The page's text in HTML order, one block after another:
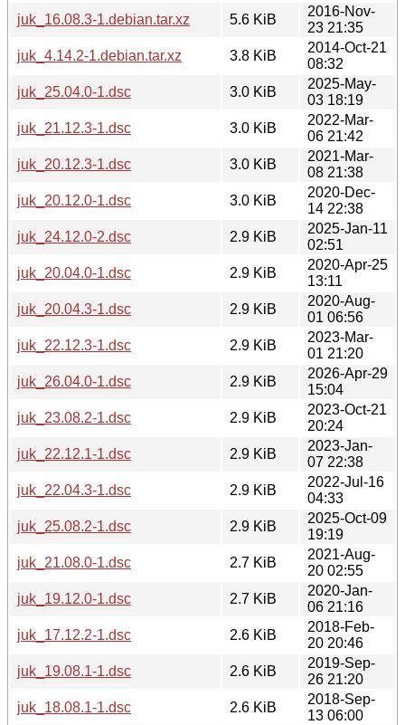
juk_16.08.3-1.debian.tar.xz
5.6 KiB
2016-Nov-
23 21:35
juk_4.14.2-1.debian.tar.xz
3.8 KiB
2014-Oct-21
08:32
juk_25.04.0-1.dsc
3.0 KiB
2025-May-
03 18:19
juk_21.12.3-1.dsc
3.0 KiB
2022-Mar-
06 21:42
juk_20.12.3-1.dsc
3.0 KiB
2021-Mar-
08 21:38
juk_20.12.0-1.dsc
3.0 KiB
2020-Dec-
14 22:38
juk_24.12.0-2.dsc
2.9 KiB
2025-Jan-11
02:51
juk_20.04.0-1.dsc
2.9 KiB
2020-Apr-25
13:11
juk_20.04.3-1.dsc
2.9 KiB
2020-Aug-
01 06:56
juk_22.12.3-1.dsc
2.9 KiB
2023-Mar-
01 21:20
juk_26.04.0-1.dsc
2.9 KiB
2026-Apr-29
15:04
juk_23.08.2-1.dsc
2.9 KiB
2023-Oct-21
20:24
juk_22.12.1-1.dsc
2.9 KiB
2023-Jan-
07 22:38
juk_22.04.3-1.dsc
2.9 KiB
2022-Jul-16
04:33
juk_25.08.2-1.dsc
2.9 KiB
2025-Oct-09
19:19
juk_21.08.0-1.dsc
2.7 KiB
2021-Aug-
20 02:55
juk_19.12.0-1.dsc
2.7 KiB
2020-Jan-
06 21:16
juk_17.12.2-1.dsc
2.6 KiB
2018-Feb-
20 20:46
juk_19.08.1-1.dsc
2.6 KiB
2019-Sep-
26 21:20
juk_18.08.1-1.dsc
2.6 KiB
2018-Sep-
13 06:00